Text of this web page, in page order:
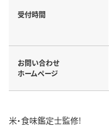
受付時間
お問い合わせ
ホームページ
米・食味鑑定士監修!